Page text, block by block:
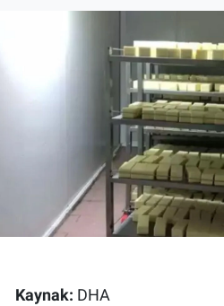
Kaynak: DHA
Ekonomi
Gerçeğin İzinde
Gün Başlıyor